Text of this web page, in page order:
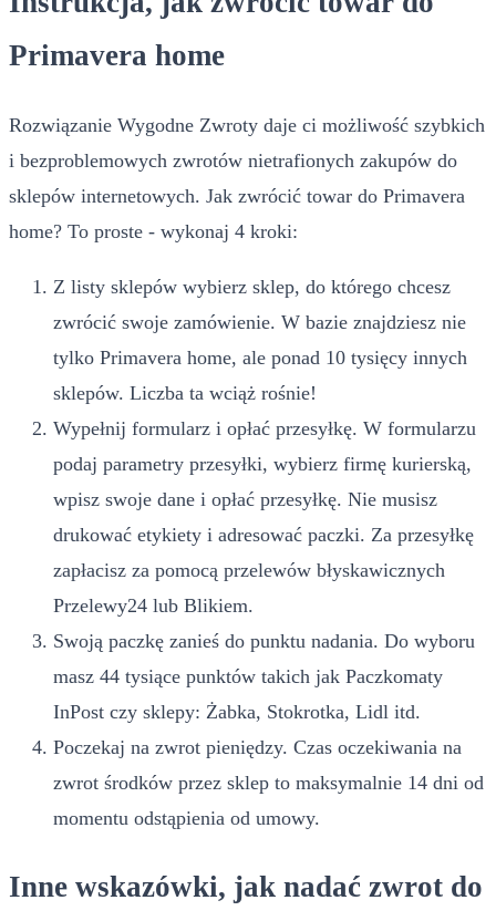
Primavera home
Rozwiązanie Wygodne Zwroty daje ci możliwość szybkich
i bezproblemowych zwrotów nietrafionych zakupów do
sklepów internetowych. Jak zwrócić towar do Primavera
home? To proste - wykonaj 4 kroki:
Z listy sklepów wybierz sklep, do którego chcesz
zwrócić swoje zamówienie. W bazie znajdziesz nie
tylko Primavera home, ale ponad 10 tysięcy innych
sklepów. Liczba ta wciąż rośnie!
Wypełnij formularz i opłać przesyłkę. W formularzu
podaj parametry przesyłki, wybierz firmę kurierską,
wpisz swoje dane i opłać przesyłkę. Nie musisz
drukować etykiety i adresować paczki. Za przesyłkę
zapłacisz za pomocą przelewów błyskawicznych
Przelewy24 lub Blikiem.
Swoją paczkę zanieś do punktu nadania. Do wyboru
masz 44 tysiące punktów takich jak Paczkomaty
InPost czy sklepy: Żabka, Stokrotka, Lidl itd.
Poczekaj na zwrot pieniędzy. Czas oczekiwania na
zwrot środków przez sklep to maksymalnie 14 dni od
momentu odstąpienia od umowy.
Inne wskazówki, jak nadać zwrot do